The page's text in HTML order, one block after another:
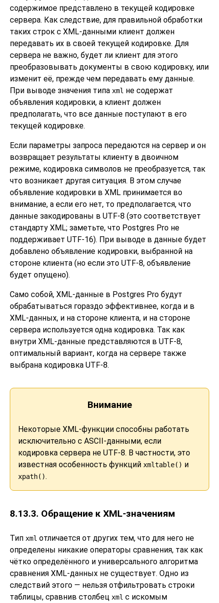
содержимое представлено в текущей кодировке
сервера. Как следствие, для правильной обработки
таких строк с XML-данными клиент должен
передавать их в своей текущей кодировке. Для
сервера не важно, будет ли клиент для этого
преобразовывать документы в свою кодировку, или
изменит её, прежде чем передавать ему данные.
При выводе значения типа xml не содержат
объявления кодировки, а клиент должен
предполагать, что все данные поступают в его
текущей кодировке.
Если параметры запроса передаются на сервер и он
возвращает результаты клиенту в двоичном
режиме, кодировка символов не преобразуется, так
что возникает другая ситуация. В этом случае
объявление кодировки в XML принимается во
внимание, а если его нет, то предполагается, что
данные закодированы в UTF-8 (это соответствует
стандарту XML; заметьте, что Postgres Pro не
поддерживает UTF-16). При выводе в данные будет
добавлено объявление кодировки, выбранной на
стороне клиента (но если это UTF-8, объявление
будет опущено).
Само собой, XML-данные в Postgres Pro будут
обрабатываться гораздо эффективнее, когда и в
XML-данных, и на стороне клиента, и на стороне
сервера используется одна кодировка. Так как
внутри XML-данные представляются в UTF-8,
оптимальный вариант, когда на сервере также
выбрана кодировка UTF-8.
Внимание
Некоторые XML-функции способны работать
исключительно с ASCII-данными, если
кодировка сервера не UTF-8. В частности, это
известная особенность функций xmltable() и
xpath().
8.13.3. Обращение к XML-значениям
Тип xml отличается от других тем, что для него не
определены никакие операторы сравнения, так как
чётко определённого и универсального алгоритма
сравнения XML-данных не существует. Одно из
следствий этого — нельзя отфильтровать строки
таблицы, сравнив столбец xml с искомым